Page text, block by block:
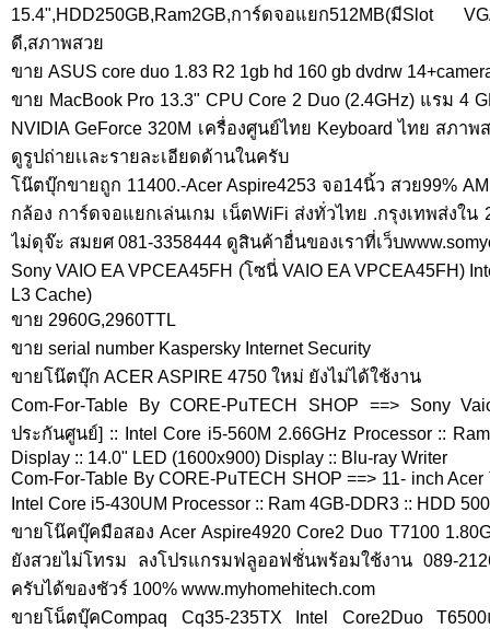
15.4",HDD250GB,Ram2GB,การ์ดจอแยก512MB(มีSlot
ดี,สภาพสวย
ขาย ASUS core duo 1.83 R2 1gb hd 160 gb dvdrw
ขาย MacBook Pro 13.3" CPU Core 2 Duo (2.4GHz) แรม 4
NVIDIA GeForce 320M เครื่องศูนย์ไทย Keyboard ไทย สภา
ดูรูปถ่ายเเละรายละเอียดด้านในครับ
โน๊ตบุ๊กขายถูก 11400.-Acer Aspire4253 จอ14นิ้ว สวย99%
กล้อง การ์ดจอแยกเล่นเกม เน็ตWiFi ส่งทั่วไทย .กรุงเทพส่งใ
ไม่ดุจ๊ะ สมยศ 081-3358444 ดูสินค้าอื่นของเราที่เว็บ
Sony VAIO EA VPCEA45FH (โซนี่ VAIO EA VPCEA45FH)
L3 Cache)
ขาย 2960G,2960TTL
ขาย serial number Kaspersky Internet Security
ขายโน๊ตบุ๊ก ACER ASPIRE 4750 ใหม่ ยังไม่ได้ใช้งาน
Com-For-Table By CORE-PuTECH SHOP ==> Sony
ประกันศูนย์] :: Intel Core i5-560M 2.66GHz Processor ::
Display :: 14.0" LED (1600x900) Display :: Blu-ray Writer
Com-For-Table By CORE-PuTECH SHOP ==> 11- inch
Intel Core i5-430UM Processor :: Ram 4GB-DDR3 :: HDD
ขายโน๊คบุ๊คมือสอง Acer Aspire4920 Core2 Duo T7100
ยังสวยไม่โทรม ลงโปรแกรมฟลูออฟชั่นพร้อมใช้งาน 089-
ครับได้ของชัวร์ 100% www.myhomehitech.com
ขายโน็ตบุ๊คCompaq Cq35-235TX Intel Core2Duo